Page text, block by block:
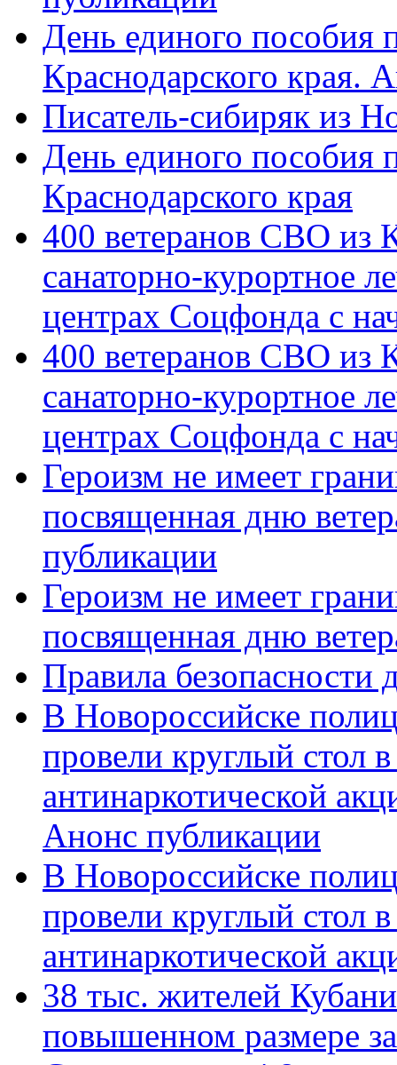
День единого пособия
Краснодарского края.
Писатель-сибиряк из
День единого пособия
Краснодарского края
400 ветеранов СВО из
санаторно-курортное
центрах Соцфонда с
400 ветеранов СВО из
санаторно-курортное
центрах Соцфонда с
Героизм не имеет
посвященная дню
публикации
Героизм не имеет
посвященная дню
Правила безопасности
В Новороссийске
провели круглый стол
антинаркотической
Анонс публикации
В Новороссийске
провели круглый стол
антинаркотической
38 тыс. жителей
повышенном размере